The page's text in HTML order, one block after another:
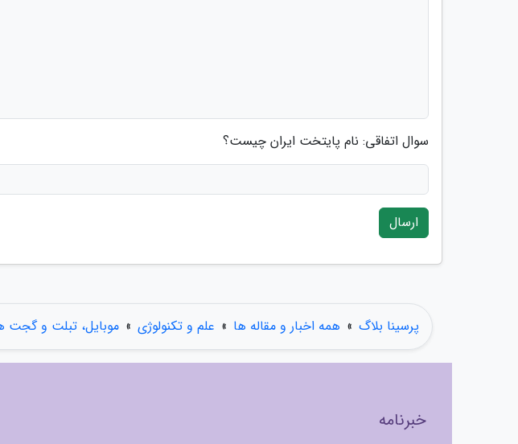
سوال اتفاقی: نام پایتخت ایران چیست؟
ارسال
پرسینا بلاگ » همه اخبار و مقاله ها » علم و تکنولوژی » موبایل، تبلت و گجت
خبرنامه